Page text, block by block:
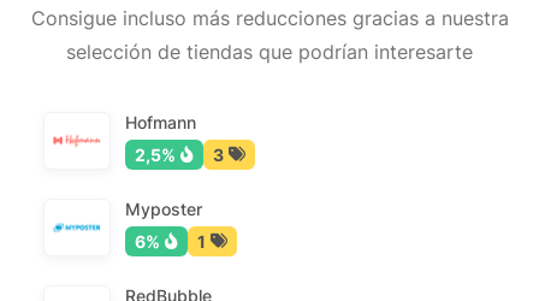
Consigue incluso más reducciones gracias a nuestra
selección de tiendas que podrían interesarte
Hofmann
2,5%
3
Myposter
6%
1
RedBubble